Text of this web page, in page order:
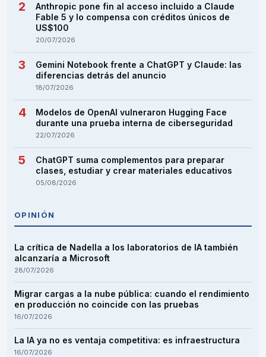
Anthropic pone fin al acceso incluido a Claude
Fable 5 y lo compensa con créditos únicos de
US$100
20/07/2026
Gemini Notebook frente a ChatGPT y Claude: las
diferencias detrás del anuncio
18/07/2026
Modelos de OpenAI vulneraron Hugging Face
durante una prueba interna de ciberseguridad
22/07/2026
ChatGPT suma complementos para preparar
clases, estudiar y crear materiales educativos
05/08/2026
OPINIÓN
La crítica de Nadella a los laboratorios de IA también
alcanzaría a Microsoft
28/07/2026
Migrar cargas a la nube pública: cuando el rendimiento
en producción no coincide con las pruebas
16/07/2026
La IA ya no es ventaja competitiva: es infraestructura
16/07/2026